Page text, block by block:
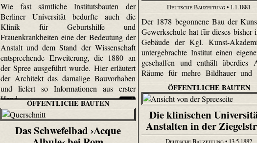
Wie fast sämtliche Institutsbauten der
Berliner Universität bedurfte auch die
Klinik für Geburtshilfe und
Frauenkrankheiten eine der Bedeutung der
Anstalt und dem Stand der Wissenschaft
entsprechende Erweiterung, die 1880 an
der Spree ausgeführt wurde. Hier erläutert
der Architekt das damalige Bauvorhaben
und liefert so Informationen aus erster
Hand.
Deutsche Bauzeitung• 1.1.1881
Der 1878 begonnene Bau der
Gewerkschule hat für dieses bisher
Gebäude der Kgl. Kunst-
untergebrachte Institut einen
geschaffen und enthält überdies
Räume für mehre Bildhauer und
ÖFFENTLICHE BAUTEN
Die klinischen
Anstalten in der
Deutsche Bauzeitung• 13.5.1882
ÖFFENTLICHE BAUTEN
Das Schwefelbad ›Acque